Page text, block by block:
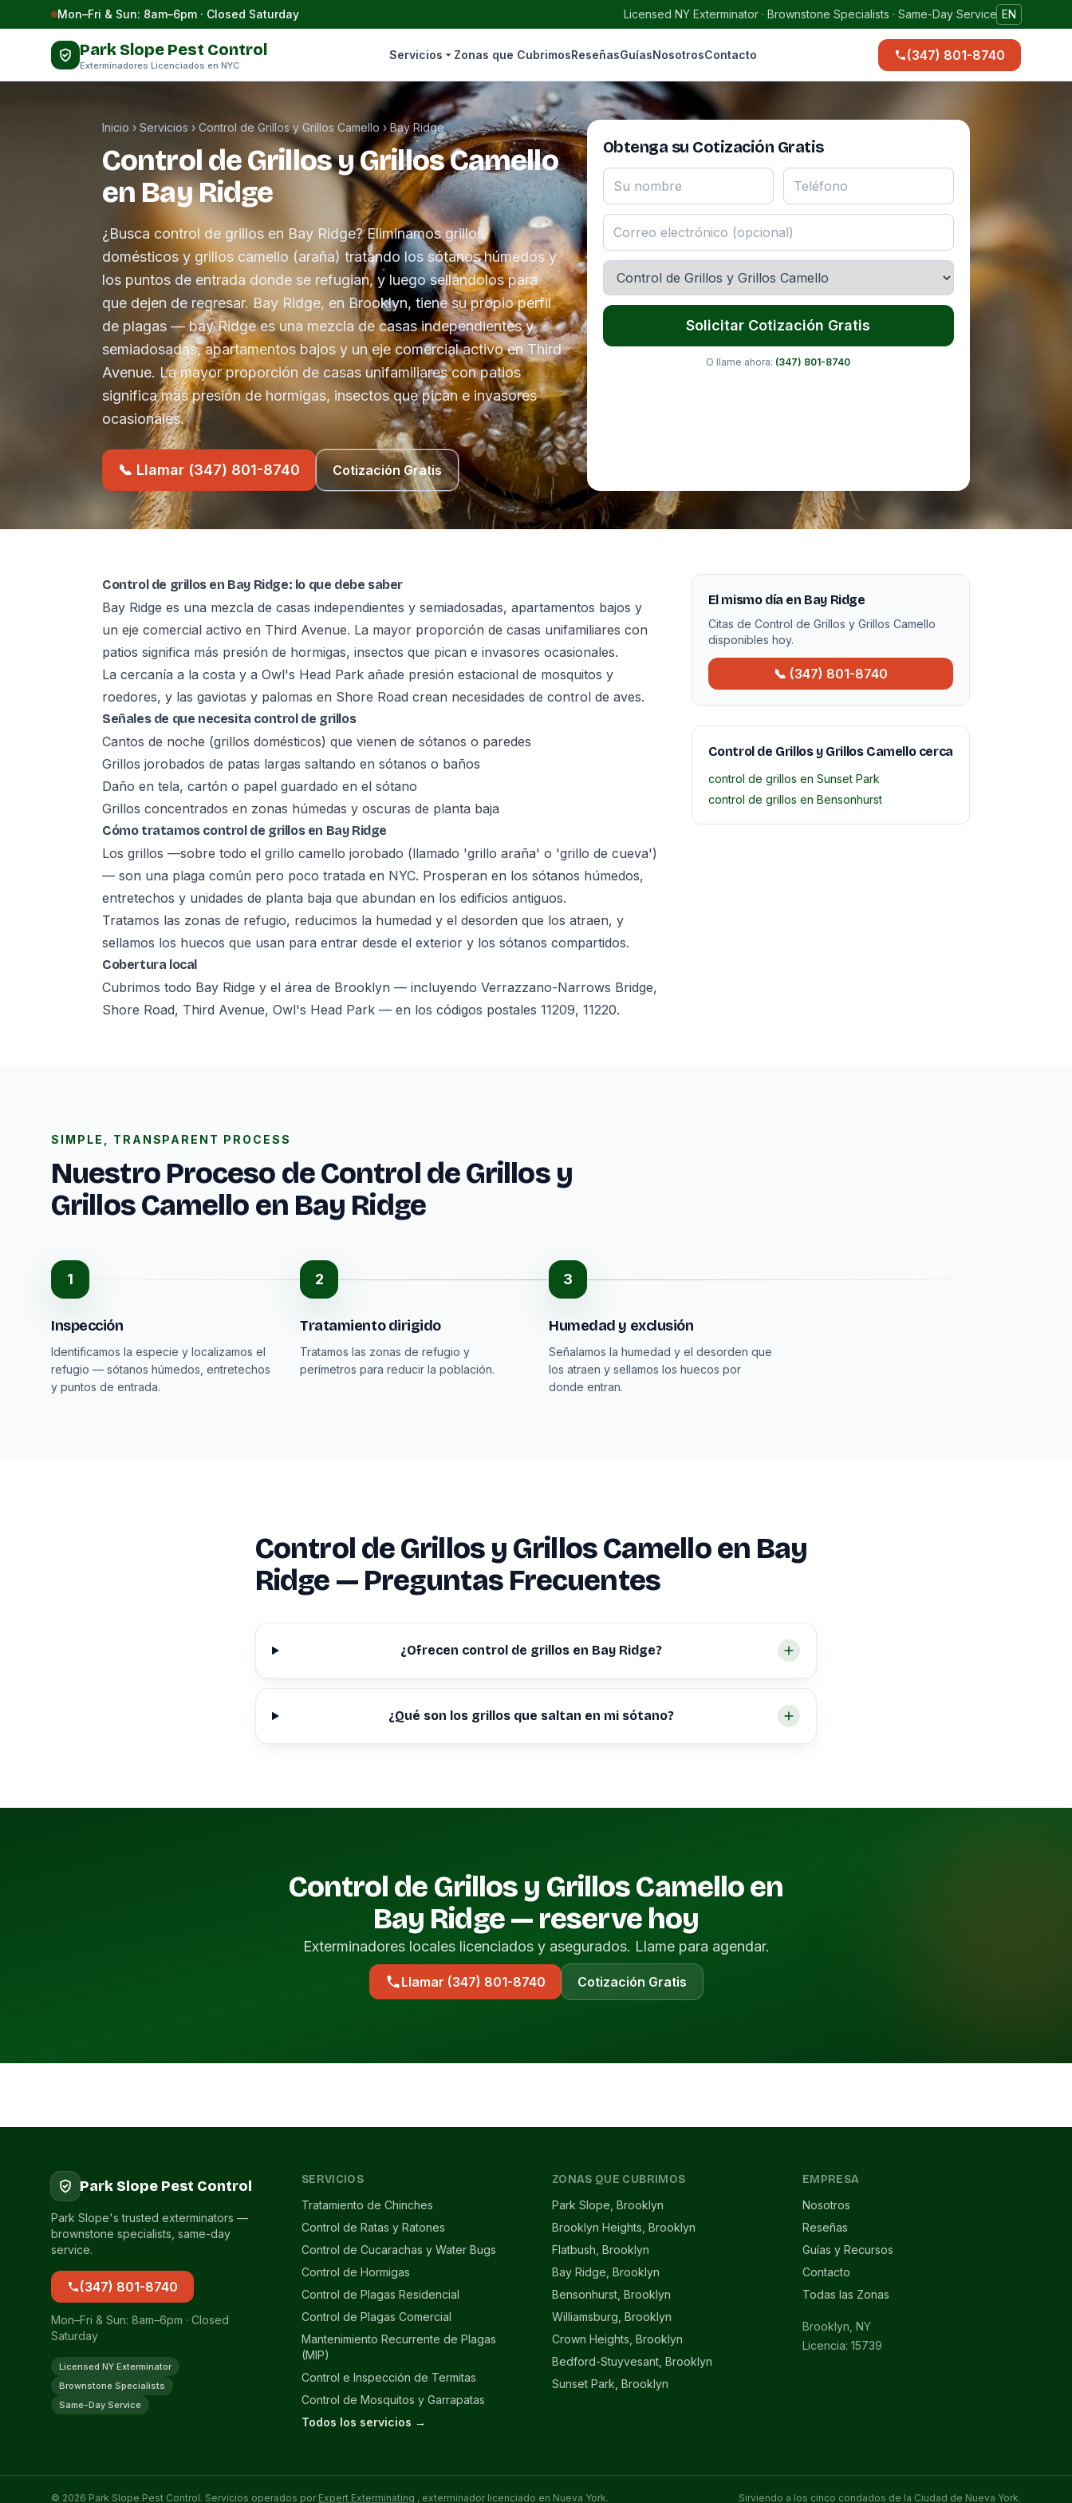
Saltar al contenidoMon–Fri & Sun: 8am–6pm · Closed Saturday Licensed NY Exterminator · Brownstone Specialists · Same-Day Service EN
Park Slope Pest Control
Exterminadores Licenciados en NYC
Servicios Zonas que CubrimosReseñasGuíasNosotrosContacto (347) 801-8740
Inicio › Servicios › Control de Grillos y Grillos Camello › Bay Ridge
Control de Grillos y Grillos Camello
en Bay Ridge
¿Busca control de grillos en Bay Ridge? Eliminamos grillos
domésticos y grillos camello (araña) tratando los sótanos húmedos y
los puntos de entrada donde se refugian, y luego sellándolos para
que dejen de regresar. Bay Ridge, en Brooklyn, tiene su propio perfil
de plagas — bay Ridge es una mezcla de casas independientes y
semiadosadas, apartamentos bajos y un eje comercial activo en Third
Avenue. La mayor proporción de casas unifamiliares con patios
significa más presión de hormigas, insectos que pican e invasores
ocasionales.
📞 Llamar (347) 801-8740 Cotización Gratis
Obtenga su Cotización Gratis
Solicitar Cotización Gratis
O llame ahora: (347) 801-8740
Control de grillos en Bay Ridge: lo que debe saber
Bay Ridge es una mezcla de casas independientes y semiadosadas, apartamentos bajos y
un eje comercial activo en Third Avenue. La mayor proporción de casas unifamiliares con
patios significa más presión de hormigas, insectos que pican e invasores ocasionales.
La cercanía a la costa y a Owl's Head Park añade presión estacional de mosquitos y
roedores, y las gaviotas y palomas en Shore Road crean necesidades de control de aves.
Señales de que necesita control de grillos
Cantos de noche (grillos domésticos) que vienen de sótanos o paredes
Grillos jorobados de patas largas saltando en sótanos o baños
Daño en tela, cartón o papel guardado en el sótano
Grillos concentrados en zonas húmedas y oscuras de planta baja
Cómo tratamos control de grillos en Bay Ridge
Los grillos —sobre todo el grillo camello jorobado (llamado 'grillo araña' o 'grillo de cueva')
— son una plaga común pero poco tratada en NYC. Prosperan en los sótanos húmedos,
entretechos y unidades de planta baja que abundan en los edificios antiguos.
Tratamos las zonas de refugio, reducimos la humedad y el desorden que los atraen, y
sellamos los huecos que usan para entrar desde el exterior y los sótanos compartidos.
Cobertura local
Cubrimos todo Bay Ridge y el área de Brooklyn — incluyendo Verrazzano-Narrows Bridge,
Shore Road, Third Avenue, Owl's Head Park — en los códigos postales 11209, 11220.
El mismo día en Bay Ridge
Citas de Control de Grillos y Grillos Camello
disponibles hoy.
📞 (347) 801-8740
Control de Grillos y Grillos Camello cerca
control de grillos en Sunset Park
control de grillos en Bensonhurst
SIMPLE, TRANSPARENT PROCESS
Nuestro Proceso de Control de Grillos y
Grillos Camello en Bay Ridge
1
Inspección
Identificamos la especie y localizamos el
refugio — sótanos húmedos, entretechos
y puntos de entrada.
2
Tratamiento dirigido
Tratamos las zonas de refugio y
perímetros para reducir la población.
3
Humedad y exclusión
Señalamos la humedad y el desorden que
los atraen y sellamos los huecos por
donde entran.
Control de Grillos y Grillos Camello en Bay
Ridge — Preguntas Frecuentes
¿Ofrecen control de grillos en Bay Ridge?
¿Qué son los grillos que saltan en mi sótano?
Control de Grillos y Grillos Camello en
Bay Ridge — reserve hoy
Exterminadores locales licenciados y asegurados. Llame para agendar.
Llamar (347) 801-8740 Cotización Gratis
Park Slope Pest Control
Park Slope's trusted exterminators —
brownstone specialists, same-day
service.
(347) 801-8740
Mon–Fri & Sun: 8am–6pm · Closed
Saturday
Licensed NY Exterminator
Brownstone Specialists
Same-Day Service
SERVICIOS
Tratamiento de Chinches
Control de Ratas y Ratones
Control de Cucarachas y Water Bugs
Control de Hormigas
Control de Plagas Residencial
Control de Plagas Comercial
Mantenimiento Recurrente de Plagas
(MIP)
Control e Inspección de Termitas
Control de Mosquitos y Garrapatas
Todos los servicios →
ZONAS QUE CUBRIMOS
Park Slope, Brooklyn
Brooklyn Heights, Brooklyn
Flatbush, Brooklyn
Bay Ridge, Brooklyn
Bensonhurst, Brooklyn
Williamsburg, Brooklyn
Crown Heights, Brooklyn
Bedford-Stuyvesant, Brooklyn
Sunset Park, Brooklyn
EMPRESA
Nosotros
Reseñas
Guías y Recursos
Contacto
Todas las Zonas
Brooklyn, NY
Licencia: 15739
© 2026 Park Slope Pest Control. Servicios operados por Expert Exterminating , exterminador licenciado en Nueva York. Sirviendo a los cinco condados de la Ciudad de Nueva York.